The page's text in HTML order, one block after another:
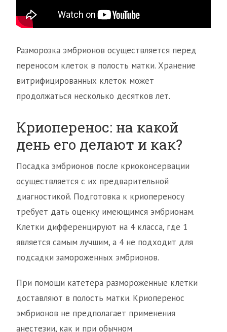
Разморозка эмбрионов осуществляется перед
переносом клеток в полость матки. Хранение
витрифицированных клеток может
продолжаться несколько десятков лет.
Криоперенос: на какой
день его делают и как?
Посадка эмбрионов после криоконсервации
осуществляется с их предварительной
диагностикой. Подготовка к криопереносу
требует дать оценку имеющимся эмбрионам.
Клетки дифференцируют на 4 класса, где 1
является самым лучшим, а 4 не подходит для
подсадки замороженных эмбрионов.
При помощи катетера размороженные клетки
доставляют в полость матки. Криоперенос
эмбрионов не предполагает применения
анестезии, как и при обычном